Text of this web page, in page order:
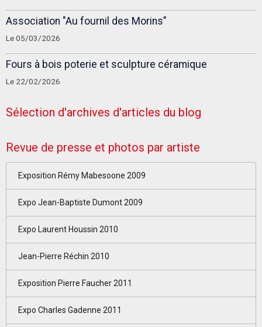
Association "Au fournil des Morins"
Le 05/03/2026
Fours à bois poterie et sculpture céramique
Le 22/02/2026
Sélection d'archives d'articles du blog
Revue de presse et photos par artiste
Exposition Rémy Mabesoone 2009
Expo Jean-Baptiste Dumont 2009
Expo Laurent Houssin 2010
Jean-Pierre Réchin 2010
Exposition Pierre Faucher 2011
Expo Charles Gadenne 2011